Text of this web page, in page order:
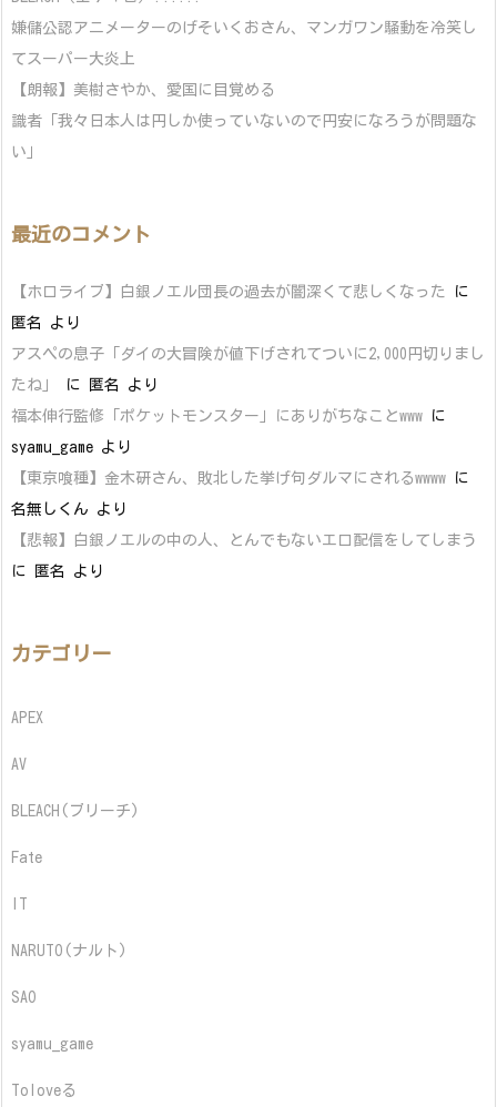
嫌儲公認アニメーターのげそいくおさん、マンガワン騒動を冷笑し
てスーパー大炎上
【朗報】美樹さやか、愛国に目覚める
識者「我々日本人は円しか使っていないので円安になろうが問題な
い」
最近のコメント
【ホロライブ】白銀ノエル団長の過去が闇深くて悲しくなった
に
匿名
より
アスペの息子「ダイの大冒険が値下げされてついに2,000円切りまし
たね」
に 匿名
より
福本伸行監修「ポケットモンスター」にありがちなことwww に
syamu_game より
【東京喰種】金木研さん、敗北した挙げ句ダルマにされるwwww に
名無しくん より
【悲報】白銀ノエルの中の人、とんでもないエロ配信をしてしまう
に
匿名 より
カテゴリー
APEX
AV
BLEACH(ブリーチ)
Fate
NARUTO(ナルト)
SAO
syamu_game
Toloveる